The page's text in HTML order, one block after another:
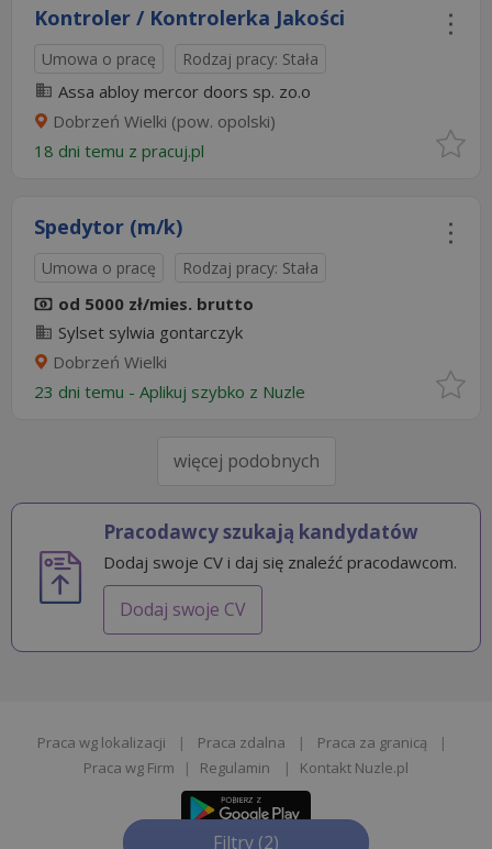
Filtry (2)
Kontroler / Kontrolerka Jakości
Umowa o pracę Rodzaj pracy: Stała
Assa abloy mercor doors sp. zo.o
Dobrzeń Wielki (pow. opolski)
18 dni temu z pracuj.pl
Spedytor (m/k)
Umowa o pracę Rodzaj pracy: Stała
od 5000 zł/mies. brutto
Sylset sylwia gontarczyk
Dobrzeń Wielki
23 dni temu - Aplikuj szybko z Nuzle
więcej podobnych
Pracodawcy szukają kandydatów
Dodaj swoje CV i daj się znaleźć pracodawcom.
Dodaj swoje CV
Praca wg lokalizacji | Praca zdalna | Praca za granicą
|
Praca wg Firm
| Regulamin | Kontakt Nuzle.pl